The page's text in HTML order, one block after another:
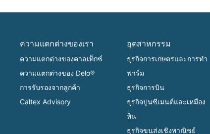
ความแตกต่างของเรา
ความแตกต่างของคาลเท็กซ์
ความแตกต่างของ Delo®
การรับรองจากลูกค้า
Caltex Advisory
อุตสาหกรรม
ธุรกิจการเกษตรและการทำ
ฟาร์ม
ธุรกิจการบิน
ธุรกิจปูนซีเมนต์และเหมือง
หิน
ธุรกิจขนส่งเชิงพาณิชย์